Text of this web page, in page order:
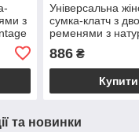
з
Універсальна
сумка-клатч з
ременями з
шкіри Vintage
886₴
Купити
та новинки